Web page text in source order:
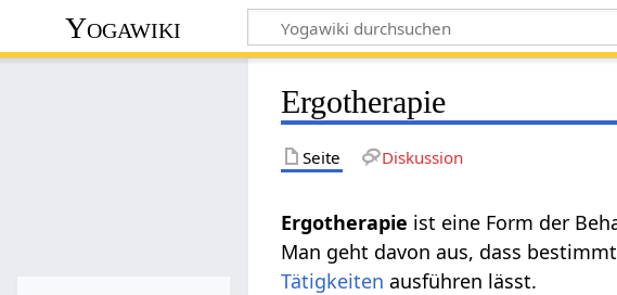
Yogawiki
Ergotherapie
Seite Diskussion
Ergotherapie ist eine Form der
Man geht davon aus, dass
Tätigkeiten ausführen lässt.